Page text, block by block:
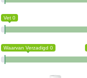
Vet 0
Waarvan Verzadigd 0